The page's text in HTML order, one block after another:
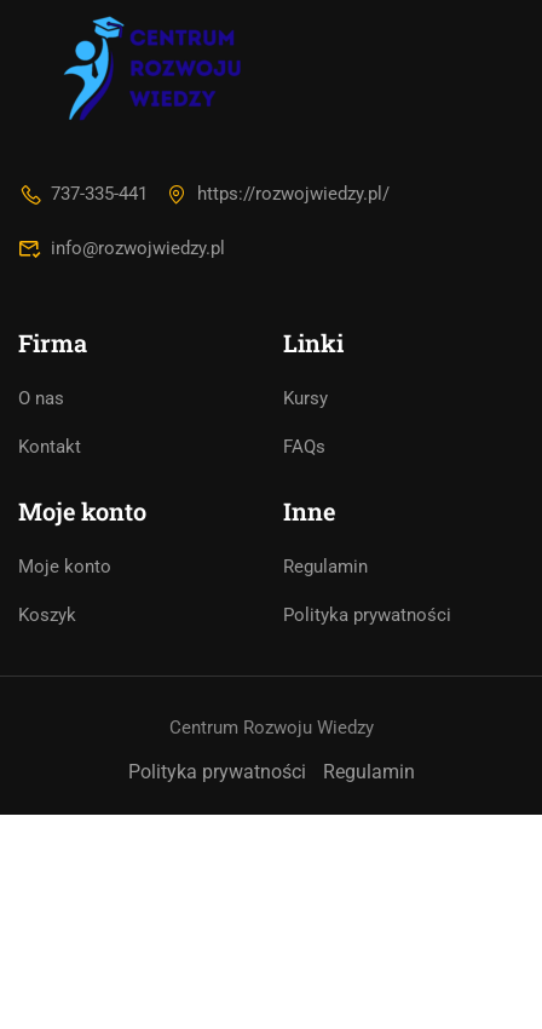
737-335-441 https://rozwojwiedzy.pl/
info@rozwojwiedzy.pl
Firma
O nas
Kontakt
Linki
Kursy
FAQs
Moje konto
Moje konto
Koszyk
Inne
Regulamin
Polityka prywatności
Centrum Rozwoju Wiedzy
Polityka prywatności Regulamin
asystentem AI. Jak mogę Ci pomóc?